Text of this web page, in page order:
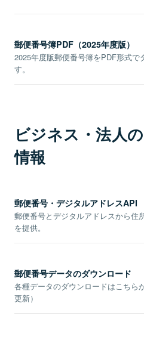
郵便番号簿PDF（2025年度版）
2025年度版郵便番号簿をPDF形式で
す。
ビジネス・法人
情報
郵便番号・デジタルアドレスAPI
郵便番号とデジタルアドレスから住
を提供。
郵便番号データのダウンロード
各種データのダウンロードはこちら
更新）